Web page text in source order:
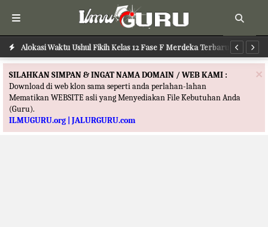
Alokasi Waktu Ushul Fikih Kelas 12 Fase F Merdeka Terbaru
Alokasi Waktu Ilmu Tafsir Kelas 12 Fase F Merdeka Terbaru
×
SILAHKAN SIMPAN & INGAT NAMA DOMAIN / WEB KAMI :
Download di web klon sama seperti anda perlahan-lahan
Mematikan WEBSITE asli yang Menyediakan File Kebutuhan Anda
(Guru).
ILMUGURU.org | JALURGURU.com